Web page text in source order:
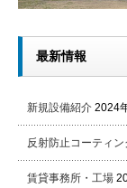
最新情報
新規設備紹介 2024
反射防止コーティン
賃貸事務所・工場